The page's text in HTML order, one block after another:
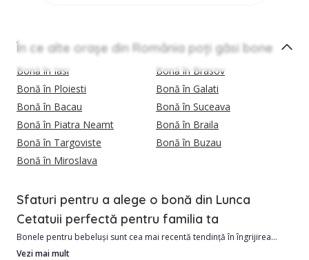
În ce alte orașe din România poți găsi bone
Bonă în Iasi
Bonă în Brasov
Bonă în Ploiesti
Bonă în Galati
Bonă în Bacau
Bonă în Suceava
Bonă în Piatra Neamt
Bonă în Braila
Bonă în Targoviste
Bonă în Buzau
Bonă în Miroslava
Sfaturi pentru a alege o bonă din Lunca
Cetatuii perfectă pentru familia ta
Bonele pentru bebeluși sunt cea mai recentă tendință în îngrijirea
copiilor.
Vezi mai mult